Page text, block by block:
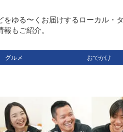
ゆる〜くお届けするローカル・
もご紹介。
グルメ おでかけ